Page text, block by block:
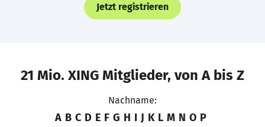
Jetzt registrieren
21 Mio. XING Mitglieder, von A bis Z
Nachname:
A B C D E F G H I J K L M N O P